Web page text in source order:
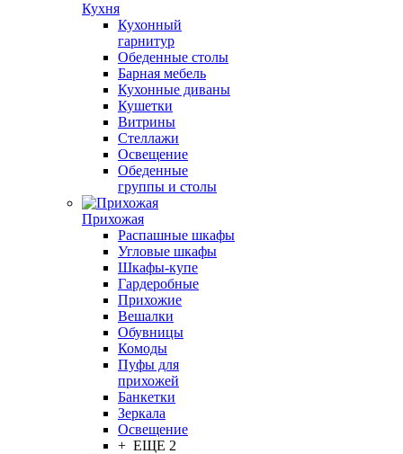
Кухня
Кухонный
гарнитур
Обеденные столы
Барная мебель
Кухонные диваны
Кушетки
Витрины
Стеллажи
Освещение
Обеденные
группы и столы
Прихожая
Распашные шкафы
Угловые шкафы
Шкафы-купе
Гардеробные
Прихожие
Вешалки
Обувницы
Комоды
Пуфы для
прихожей
Банкетки
Зеркала
Освещение
+ ЕЩЕ 2